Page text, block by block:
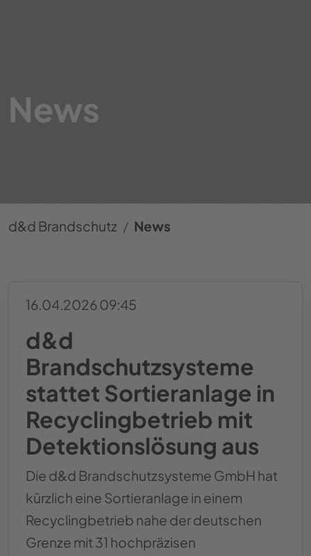
News
d&d Brandschutz News
16.04.2026 09:45
d&d
Brandschutzsysteme
stattet Sortieranlage in
Recyclingbetrieb mit
Detektionslösung aus
Die d&d Brandschutzsysteme GmbH hat
kürzlich eine Sortieranlage in einem
Recyclingbetrieb nahe der deutschen
Grenze mit 31 hochpräzisen